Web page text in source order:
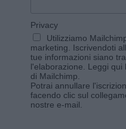
Privacy
Utilizziamo
marketing. Iscrivendoti
tue informazioni siano
l'elaborazione. Leggi qui
di Mailchimp
Potrai annullare
facendo clic sul
nostre e-mail.